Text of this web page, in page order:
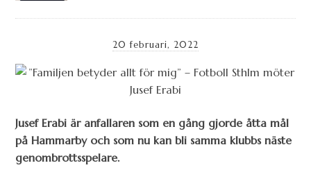
20 februari, 2022
Jusef Erabi är anfallaren som en gång gjorde åtta mål
på Hammarby och som nu kan bli samma klubbs näste
genombrottsspelare.